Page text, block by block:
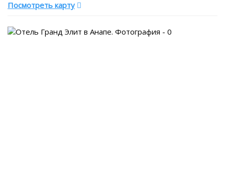
Посмотреть карту